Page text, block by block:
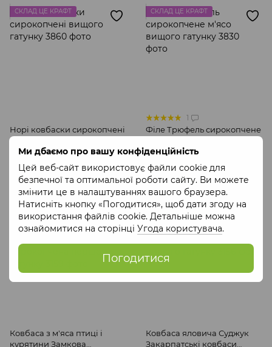
Ми дбаємо про вашу конфіденційність
Цей веб-сайт використовує файли cookie для
безпечної та оптимальної роботи сайту. Ви можете
змінити це в налаштуваннях вашого браузера.
Натисніть кнопку «Погодитися», щоб дати згоду на
використання файлів cookie. Детальніше можна
ознайомитися на сторінці Угода користувача.
Погодитися
СКЛАД ЦЕ КРАФТ
Норі ковбаски сирокопчені
вищого гатунку
99 грн
Купити
СКЛАД ЦЕ КРАФТ
1
Філе Трюфель сирокопчене
359 грн
Купити
СКЛАД ЦЕ КРАФТ
Ковбаса з м'яса птиці і
курятини Замкова
СКЛАД ЦЕ КРАФТ
Ковбаса яловича Суджук
Закарпатські ковбаси